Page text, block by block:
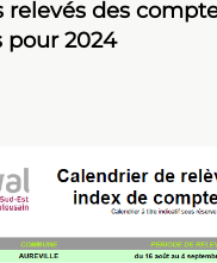
relevés des
pour 2024